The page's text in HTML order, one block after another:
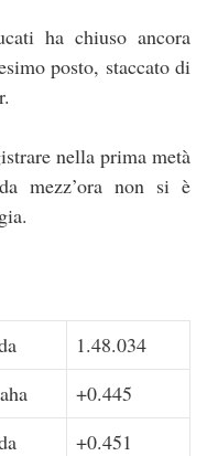
ha chiuso ancora
posto, staccato di
nella prima metà
mezz’ora non si è
1.48.034
+0.445
+0.451